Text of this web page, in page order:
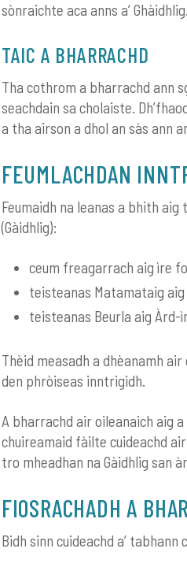
sònraichte aca anns a’ Ghàidhlig.
TAIC A BHARRACHD
Tha cothrom a bharrachd ann
seachdain sa cholaiste.
a tha airson a dhol an sàs ann
FEUMLACHDAN
Feumaidh na leanas a bhith aig
(Gàidhlig):
ceum freagarrach aig ìre
teisteanas Matamataig aig
teisteanas Beurla aig Àrd-
Thèid measadh a dhèanamh
den phròiseas inntrigidh.
A bharrachd air oileanaich aig
chuireamaid fàilte cuideachd
tro mheadhan na Gàidhlig san
FIOSRACHADH A
Bidh sinn cuideachd a’ tabhann